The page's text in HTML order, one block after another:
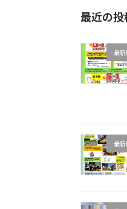
の
事
最近の投
最新
最新